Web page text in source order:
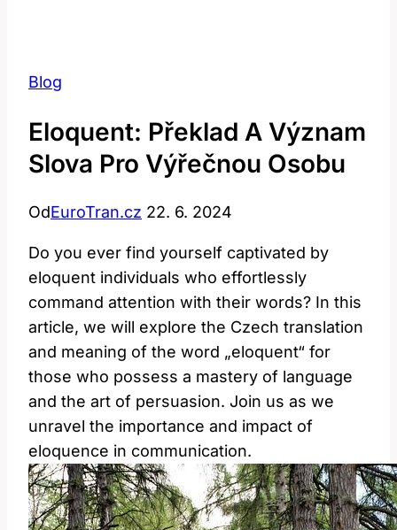
Blog
Eloquent: Překlad A Význam
Slova Pro Výřečnou Osobu
OdEuroTran.cz 22. 6. 2024
Do you ever find yourself captivated by
eloquent individuals who effortlessly
command attention with their words? In this
article, we will explore the Czech translation
and meaning of the word „eloquent“ for
those who possess a mastery of language
and the art of persuasion. Join us as we
unravel the importance and impact of
eloquence in communication.